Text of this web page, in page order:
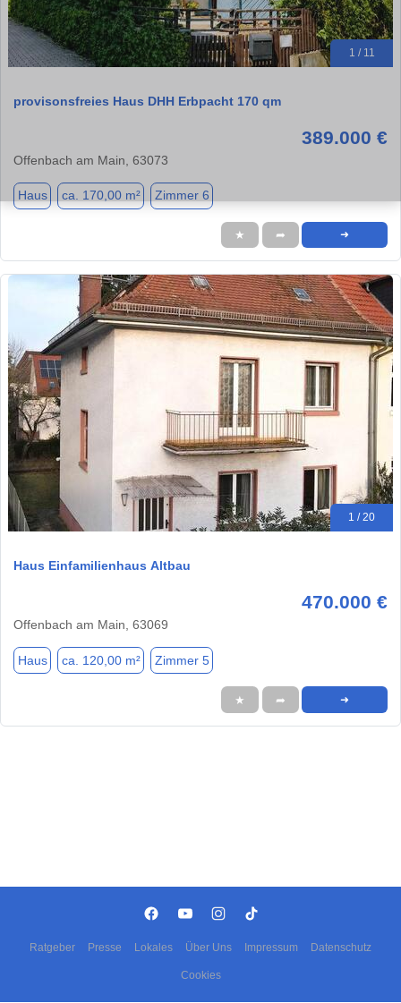
1 / 11
provisonsfreies Haus DHH Erbpacht 170 qm
389.000 €
Offenbach am Main, 63073
Haus ca. 170,00 m² Zimmer 6
★ ➦ ➜
1 / 20
Haus Einfamilienhaus Altbau
470.000 €
Offenbach am Main, 63069
Haus ca. 120,00 m² Zimmer 5
★ ➦ ➜
Ratgeber Presse Lokales Über Uns Impressum Datenschutz
Cookies